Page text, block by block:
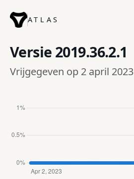
ATLAS
Versie 2019.36.2.1
Vrijgegeven op 2 april 2023